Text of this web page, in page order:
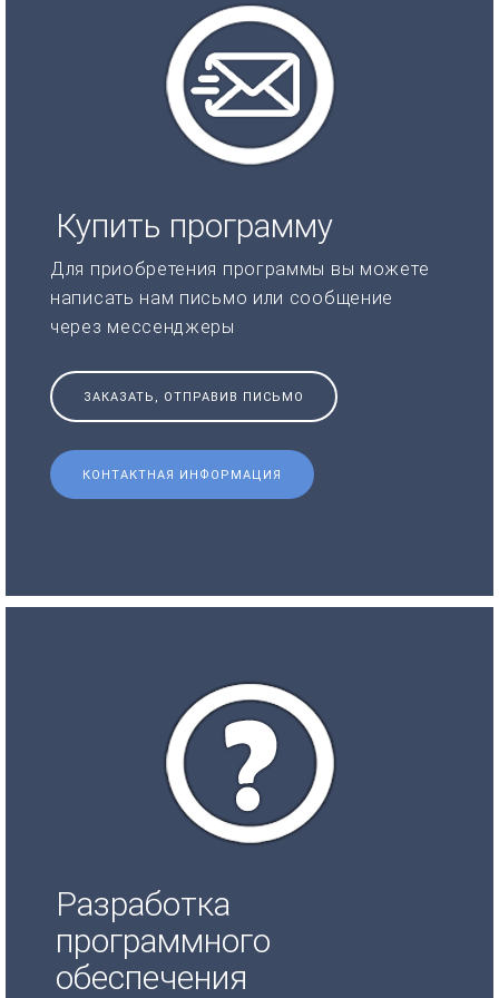
Купить программу
Для приобретения программы вы можете
написать нам письмо или сообщение
через мессенджеры
ЗАКАЗАТЬ, ОТПРАВИВ ПИСЬМО
КОНТАКТНАЯ ИНФОРМАЦИЯ
Разработка
программного
обеспечения